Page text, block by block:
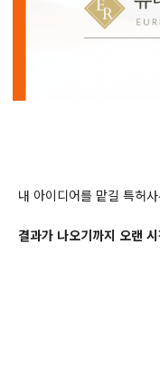
내 아이디어를 맡길 특허
결과가 나오기까지 오랜